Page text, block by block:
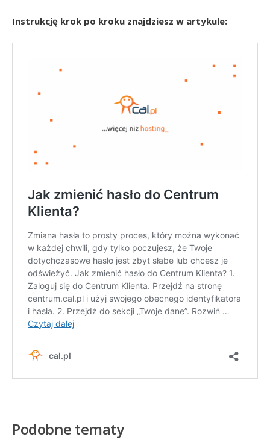
Instrukcję krok po kroku znajdziesz w artykule:
Podobne tematy